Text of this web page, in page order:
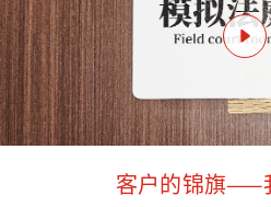
客户的锦旗——